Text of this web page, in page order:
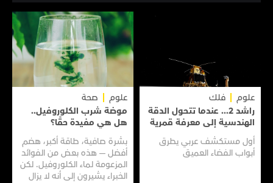
علوم
فلك
راشد 2... عندما تتحول الدقة
الهندسية إلى معرفة قمرية
أول مستكشف عربي يطرق
أبواب الفضاء العميق
علوم
صحة
موضة شرب الكلوروفيل..
هل هي مفيدة حقًا؟
بشرة صافية، طاقة أكبر، هضم
أفضل — هذه بعض من الفوائد
المزعومة لماء الكلوروفيل. لكن
الخبراء يشيرون إلى أنه لا يزال